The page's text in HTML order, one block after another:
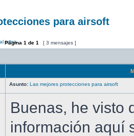
para airsoft
Página 1 de 1 [ 3 mensajes ]
Asunto: Las mejores protecciones para airsoft
Buenas, he visto
información aquí